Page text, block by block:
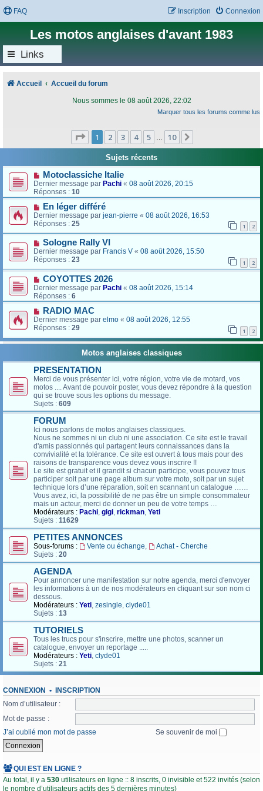
FAQ Connexion
Inscription
Les motos anglaises d'avant 1983
Links
Accueil Accueil du forum
Nous sommes le 08 août 2026, 22:02
Marquer tous les forums comme lus
Page 1sur
1 2 3 4 5 10
Sujets récents
Motoclassiche Italie
Dernier message par Pachi « 08 août 2026, 20:15
Réponses : 10
En léger différé
Dernier message par jean-pierre « 08 août 2026, 16:53
Réponses : 25 1 2
Sologne Rally VI
Dernier message par Francis V « 08 août 2026, 15:50
Réponses : 23 1 2
COYOTTES 2026
Dernier message par Pachi « 08 août 2026, 15:14
Réponses : 6
RADIO MAC
Dernier message par elmo « 08 août 2026, 12:55
Réponses : 29 1 2
Motos anglaises classiques
PRESENTATION
Merci de vous présenter ici, votre région, votre vie de motard, vos
motos .... Avant de pouvoir poster, vous devez répondre à la question
qui se trouve sous les options du message.
Sujets : 609
FORUM
Ici nous parlons de motos anglaises classiques.
Nous ne sommes ni un club ni une association. Ce site est le travail
d'amis passionnés qui partagent leurs connaissances dans la
convivialité et la tolérance. Ce site est ouvert à tous mais pour des
raisons de transparence vous devez vous inscrire !!
Le site est gratuit et il grandit si chacun participe, vous pouvez tous
participer soit par une page album sur votre moto, soit par un sujet
technique lors d’une réparation, soit en scannant un catalogue ……
Vous avez, ici, la possibilité de ne pas être un simple consommateur
mais un acteur, merci de donner un peu de votre temps …
Modérateurs : Pachi, gigi, rickman, Yeti
Sujets : 11629
PETITES ANNONCES
Sous-forums : Vente ou échange,
Achat - Cherche
Sujets : 20
AGENDA
Pour annoncer une manifestation sur notre agenda, merci d'envoyer
les informations à un de nos modérateurs en cliquant sur son nom ci
dessous.
Modérateurs : Yeti, zesingle, clyde01
Sujets : 13
TUTORIELS
Tous les trucs pour s'inscrire, mettre une photos, scanner un
catalogue, envoyer un reportage .....
Modérateurs : Yeti, clyde01
Sujets : 21
CONNEXION • INSCRIPTION
Nom d’utilisateur :
Mot de passe :
J’ai oublié mon mot de passe
Se souvenir de moi
QUI EST EN LIGNE ?
Au total, il y a 530 utilisateurs en ligne :: 8 inscrits, 0 invisible et 522 invités (selon
le nombre d’utilisateurs actifs des 5 dernières minutes)